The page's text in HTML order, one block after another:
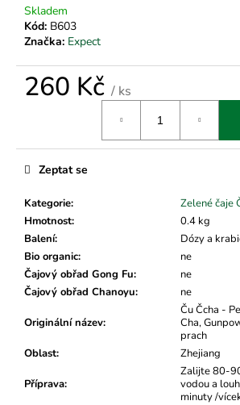
Skladem
Kód: B603
Značka: Expect
260 Kč / ks
Kategorie:
Zelené čaje
Hmotnost:
0.4 kg
Balení:
Dózy a
Bio organic:
ne
Čajový obřad Gong Fu:
ne
Čajový obřad Chanoyu: ne
Originální název:
Ču Čcha -
Cha,
prach
Oblast: Zhejiang
Příprava:
Zalijte 80-
vodou a
minuty /
Zeptat se
u
m